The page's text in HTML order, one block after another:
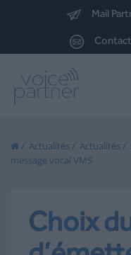
Mail
Contact
/ Actualités / Actualités /
message vocal VMS
Choix